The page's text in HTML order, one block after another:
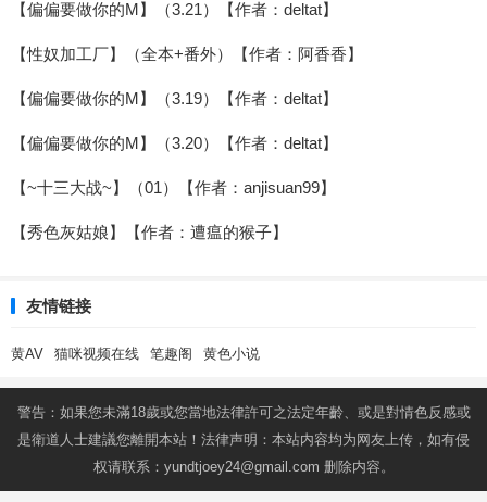
【偏偏要做你的M】（3.21）【作者：deltat】
【性奴加工厂】（全本+番外）【作者：阿香香】
【偏偏要做你的M】（3.19）【作者：deltat】
【偏偏要做你的M】（3.20）【作者：deltat】
【~十三大战~】（01）【作者：anjisuan99】
【秀色灰姑娘】【作者：遭瘟的猴子】
友情链接
黄AV 猫咪视频在线 笔趣阁 黄色小说
警告：如果您未滿18歲或您當地法律許可之法定年齡、或是對情色反感或
是衛道人士建議您離開本站！法律声明：本站内容均为网友上传，如有侵
权请联系： yundtjoey24@gmail.com 删除内容。